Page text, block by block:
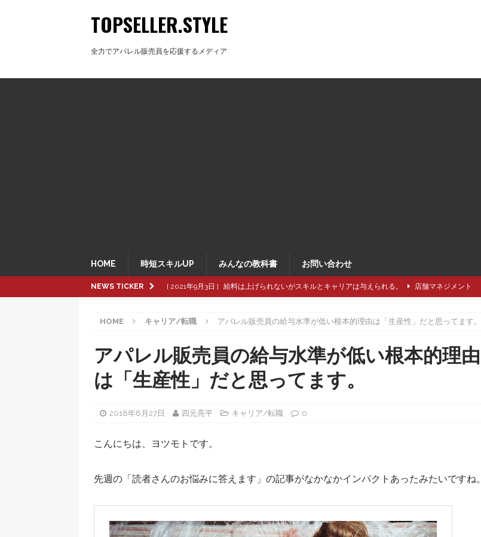
TOPSELLER.STYLE
全力でアパレル販売員を応援するメディア
HOME 時短スキルUP みんなの教科書 お問い合わせ
NEWS TICKER [ 2021年9月3日 ] 給料は上げられないがスキルとキャリアは与えられる。 店舗マネジメント
[ 2021年8月8日 ] 退職交渉中に強い引き留め。どうする？ キャリア/転職
[ 2021年8月6日 ] 転職活動で大事にしたい5つのステップ キャリア/転職
[ 2021年9月16日 ] pop upで独自性と費用削減を同時に成立させるには？
HOME キャリア/転職 アパレル販売員の給与水準が低い根本的理由は「生産性」だと思ってます。
アパレル販売員の給与水準が低い根本的理由
は「生産性」だと思ってます。
2018年8月27日 四元亮平 キャリア/転職 0
こんにちは、ヨツモトです。
先週の「読者さんのお悩みに答えます」の記事がなかなかインパクトあったみたいですね。